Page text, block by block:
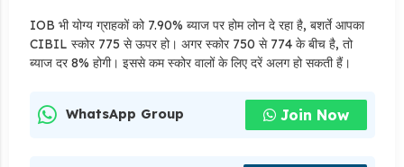
IOB भी योग्य ग्राहकों को 7.90% ब्याज पर होम लोन दे रहा है, बशर्ते आपका
CIBIL स्कोर 775 से ऊपर हो। अगर स्कोर 750 से 774 के बीच है, तो
ब्याज दर 8% होगी। इससे कम स्कोर वालों के लिए दरें अलग हो सकती हैं।
WhatsApp Group Join Now